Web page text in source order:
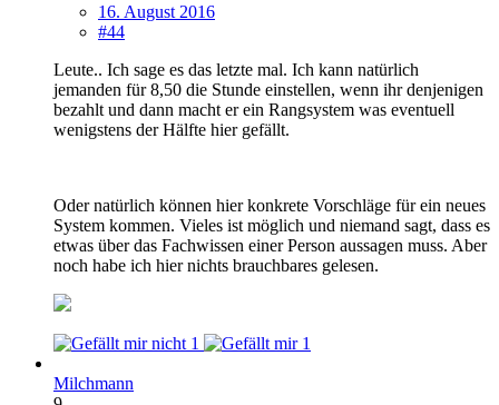
16. August 2016
#44
Leute.. Ich sage es das letzte mal. Ich kann natürlich
jemanden für 8,50 die Stunde einstellen, wenn ihr denjenigen
bezahlt und dann macht er ein Rangsystem was eventuell
wenigstens der Hälfte hier gefällt.
Oder natürlich können hier konkrete Vorschläge für ein neues
System kommen. Vieles ist möglich und niemand sagt, dass es
etwas über das Fachwissen einer Person aussagen muss. Aber
noch habe ich hier nichts brauchbares gelesen.
1 1
Milchmann